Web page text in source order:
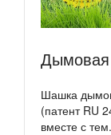
Шашка
(патент RU
вместе с